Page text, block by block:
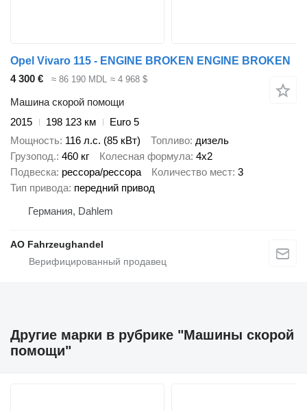
Opel Vivaro 115 - ENGINE BROKEN ENGINE BROKEN
4 300 €
≈ 86 190 MDL ≈ 4 968 $
Машина скорой помощи
2015
198 123 км
Euro 5
Мощность 116 л.с. (85 кВт) Топливо дизель
Грузопод. 460 кг Колесная формула 4x2
Подвеска рессора/рессора Количество мест 3
Тип привода передний привод
Германия, Dahlem
AO Fahrzeughandel
Другие марки в рубрике "Машины скорой
помощи"